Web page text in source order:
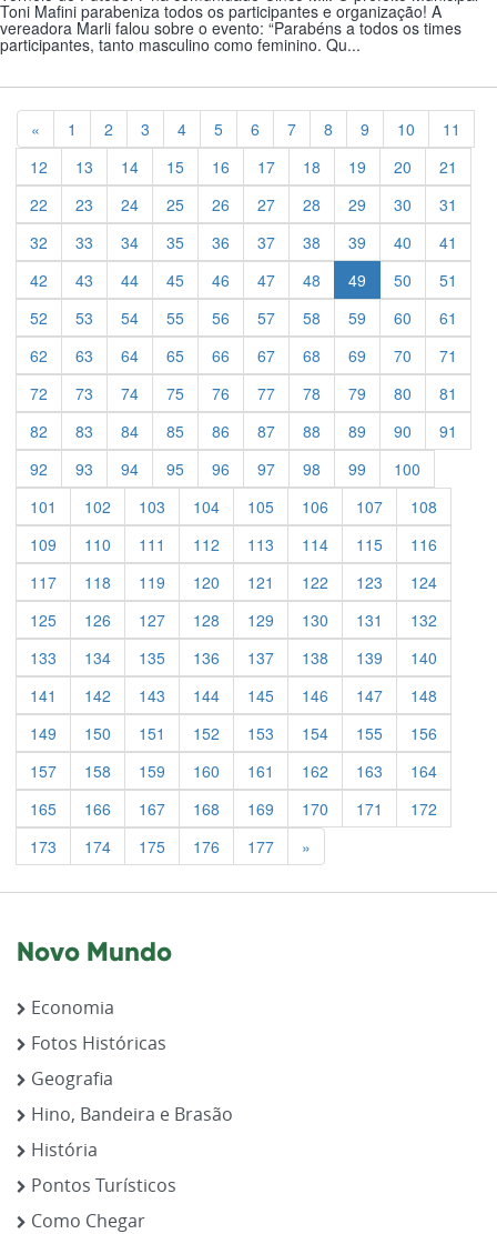
Toni Mafini parabeniza todos os participantes e organização! A
vereadora Marli falou sobre o evento: “Parabéns a todos os times
participantes, tanto masculino como feminino. Qu...
« Previous
1 2 3 4 5 6 7 8 9 10
11
12
13 14 15 16 17 18 19 20
21
22
23 24 25 26 27 28 29 30
31
32
33 34 35 36 37 38 39 40
41
42
43 44 45 46 47 48 49 50
51
52
53 54 55 56 57 58 59 60
61
62
63 64 65 66 67 68 69 70
71
72
73 74 75 76 77 78 79 80
81
82
83 84 85 86 87 88 89 90
91
92
93 94 95 96 97 98 99
100
101
102 103 104 105 106 107
108
109
110 111 112 113 114 115
116
117
118 119 120 121 122 123
124
125
126 127 128 129 130 131
132
133
134 135 136 137 138 139
140
141
142 143 144 145 146 147
148
149
150 151 152 153 154 155
156
157
158 159 160 161 162 163
164
165
166 167 168 169 170 171
172
173
174 175 176 177 »
Novo Mundo
Economia
Fotos Históricas
Geografia
Hino, Bandeira e Brasão
História
Pontos Turísticos
Como Chegar